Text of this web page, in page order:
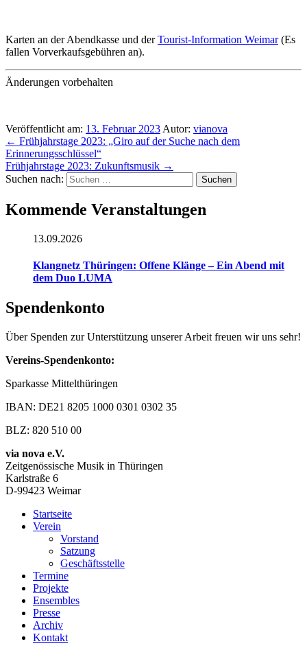
Karten an der Abendkasse und derTourist-Information Weimar(Es
fallen Vorverkaufsgebühren an).
Änderungen vorbehalten
Veröffentlicht am: 13. Februar 2023 Autor: vianova
← Frühjahrstage 2023: „Giro auf der Suche nach dem
Erinnerungsschlüssel“
Frühjahrstage 2023: Zukunftsmusik →
Suchen nach:
Kommende Veranstaltungen
13.09.2026
Klangnetz Thüringen: Offene Klänge – Ein Abend mit
dem Duo LUMA
Spendenkonto
Über Spenden zur Unterstützung unserer Arbeit freuen wir uns sehr!
Vereins-Spendenkonto:
Sparkasse Mittelthüringen
IBAN: DE21 8205 1000 0301 0302 35
BLZ: 820 510 00
via nova e.V.
Zeitgenössische Musik in Thüringen
Karlstraße 6
D-99423 Weimar
Startseite
Verein
Vorstand
Satzung
Geschäftsstelle
Termine
Projekte
Ensembles
Presse
Archiv
Kontakt